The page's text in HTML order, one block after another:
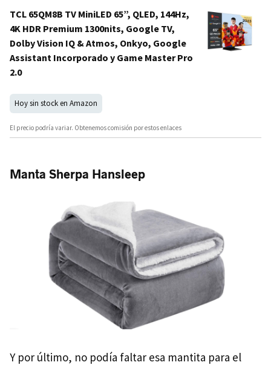
TCL 65QM8B TV MiniLED 65”, QLED, 144Hz,
4K HDR Premium 1300nits, Google TV,
Dolby Vision IQ & Atmos, Onkyo, Google
Assistant Incorporado y Game Master Pro
2.0
Hoy sin stock en Amazon
El precio podría variar. Obtenemos comisión por estos enlaces
Manta Sherpa Hansleep
Y por último, no podía faltar esa mantita para el